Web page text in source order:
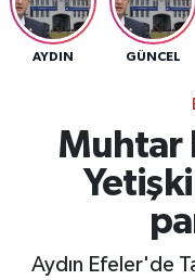
AYDIN GÜNCEL
Muhtar
Aydın Efeler'de
ASAYİŞ
BÜLTEN
ÇEVRE
DIŞ
Aydın Trafik
Tüm Manşetler
Son Dakika
Haber Arşivi